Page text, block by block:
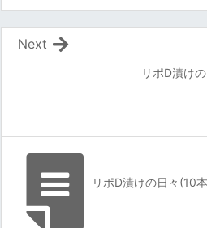
リポD漬け
Next
リポD漬けの日々(10